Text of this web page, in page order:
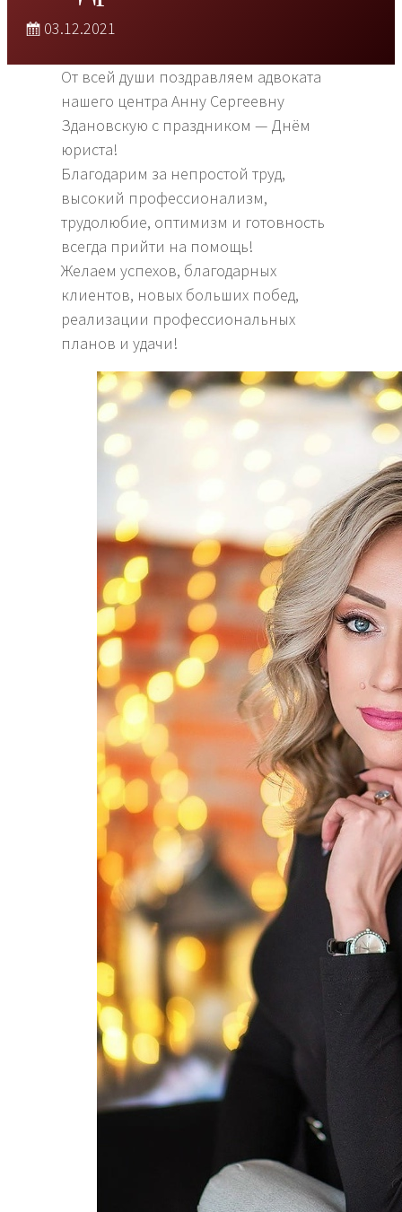
03.12.2021
От всей души поздравляем адвоката
нашего центра Анну Сергеевну
Здановскую с праздником — Днём
юриста!
Благодарим за непростой труд,
высокий профессионализм,
трудолюбие, оптимизм и готовность
всегда прийти на помощь!
Желаем успехов, благодарных
клиентов, новых больших побед,
реализации профессиональных
планов и удачи!